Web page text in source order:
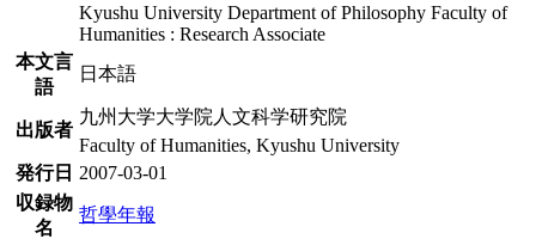
Kyushu University Department of Philosophy Faculty of
Humanities : Research Associate
本文言
語
日本語
出版者
九州大学大学院人文科学研究院
Faculty of Humanities, Kyushu University
発行日 2007-03-01
収録物
名
哲學年報